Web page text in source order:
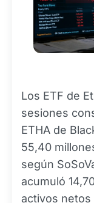
Los ETF de
sesiones
ETHA de
55,40
según
acumuló
activos netos